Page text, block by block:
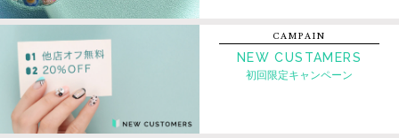
CAMPAIN
NEW CUSTAMERS
初回限定キャンペーン